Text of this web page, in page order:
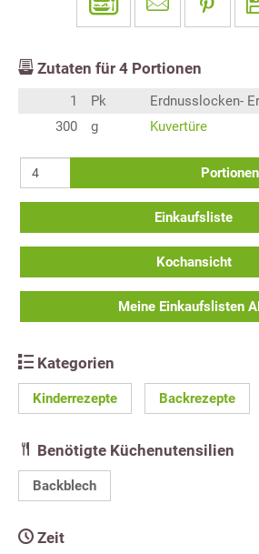
Zutaten für 4 Portionen
1 Pk
Erdnusslocken-
300
g Kuvertüre
Portionen
Einkaufsliste
Kochansicht
Meine Einkaufslisten
Kategorien
Kinderrezepte Backrezepte
Benötigte Küchenutensilien
Backblech
Zeit